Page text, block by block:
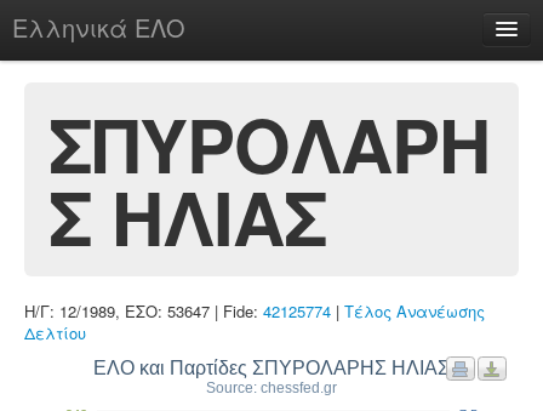
Ελληνικά ΕΛΟ
chesstu.be @ discord
Login
ΣΠΥΡΟΛΑΡΗ
Σ ΗΛΙΑΣ
Η/Γ: 12/1989, ΕΣΟ: 53647 | Fide: 42125774 | Τέλος Ανανέωσης
Δελτίου
ΕΛΟ και Παρτίδες ΣΠΥΡΟΛΑΡΗΣ ΗΛΙΑΣ
Source: chessfed.gr